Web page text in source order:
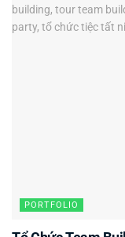
PORTFOLIO